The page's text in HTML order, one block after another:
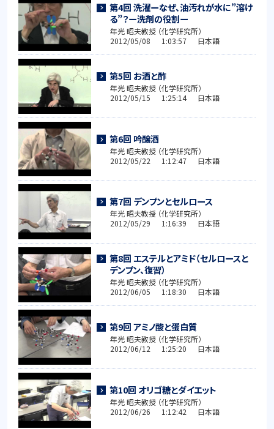
第4回 洗濯ーなぜ、油汚れが水に”溶け
る”？ー洗剤の役割ー
年光 昭夫教授 （化学研究所）
2012/05/08 1:03:57 日本語
第5回 お酒と酢
年光 昭夫教授 （化学研究所）
2012/05/15 1:25:14 日本語
第6回 吟醸酒
年光 昭夫教授 （化学研究所）
2012/05/22 1:12:47 日本語
第7回 デンプンとセルロース
年光 昭夫教授 （化学研究所）
2012/05/29 1:16:39 日本語
第8回 エステルとアミド（セルロースと
デンプン、復習）
年光 昭夫教授 （化学研究所）
2012/06/05 1:18:30 日本語
第9回 アミノ酸と蛋白質
年光 昭夫教授 （化学研究所）
2012/06/12 1:25:20 日本語
第10回 オリゴ糖とダイエット
年光 昭夫教授 （化学研究所）
2012/06/26 1:12:42 日本語